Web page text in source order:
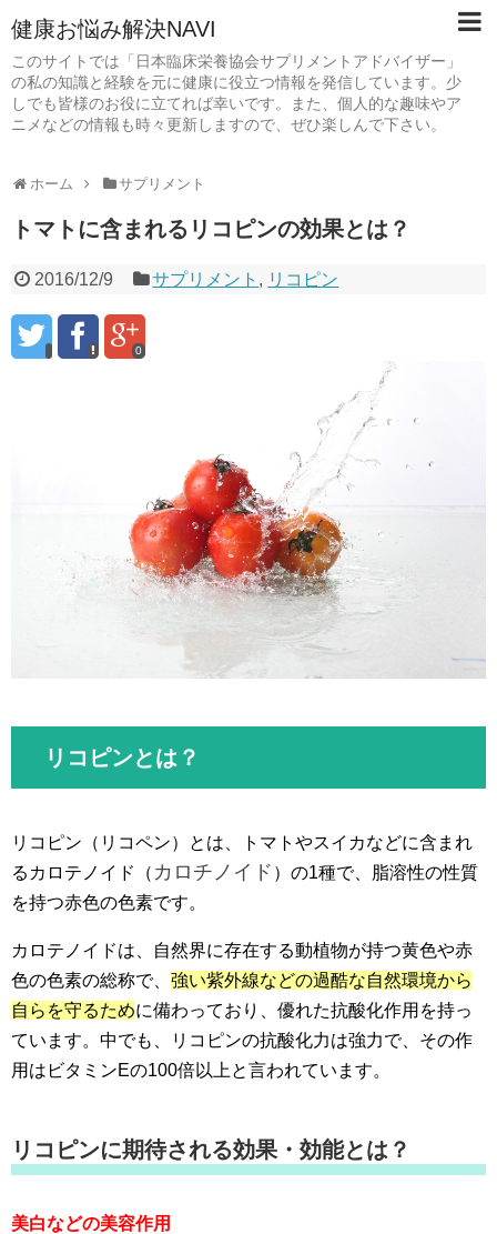
健康お悩み解決NAVI
このサイトでは「日本臨床栄養協会サプリメントアドバイザー」
の私の知識と経験を元に健康に役立つ情報を発信しています。少
しでも皆様のお役に立てれば幸いです。また、個人的な趣味やア
ニメなどの情報も時々更新しますので、ぜひ楽しんで下さい。
ホーム サプリメント
トマトに含まれるリコピンの効果とは？
2016/12/9 サプリメント , リコピン
0
リコピンとは？
リコピン（リコペン）とは、トマトやスイカなどに含まれ
るカロテノイド（ カロチノイド ）の1種で、脂溶性の性質
を持つ赤色の色素です。
カロテノイドは、自然界に存在する動植物が持つ黄色や赤
色の色素の総称で、 強い紫外線などの過酷な自然環境から
自らを守るために備わっており、優れた抗酸化作用を持っ
ています。中でも、リコピンの抗酸化力は強力で、その作
用はビタミンEの100倍以上と言われています。
リコピンに期待される効果・効能とは？
美白などの美容作用